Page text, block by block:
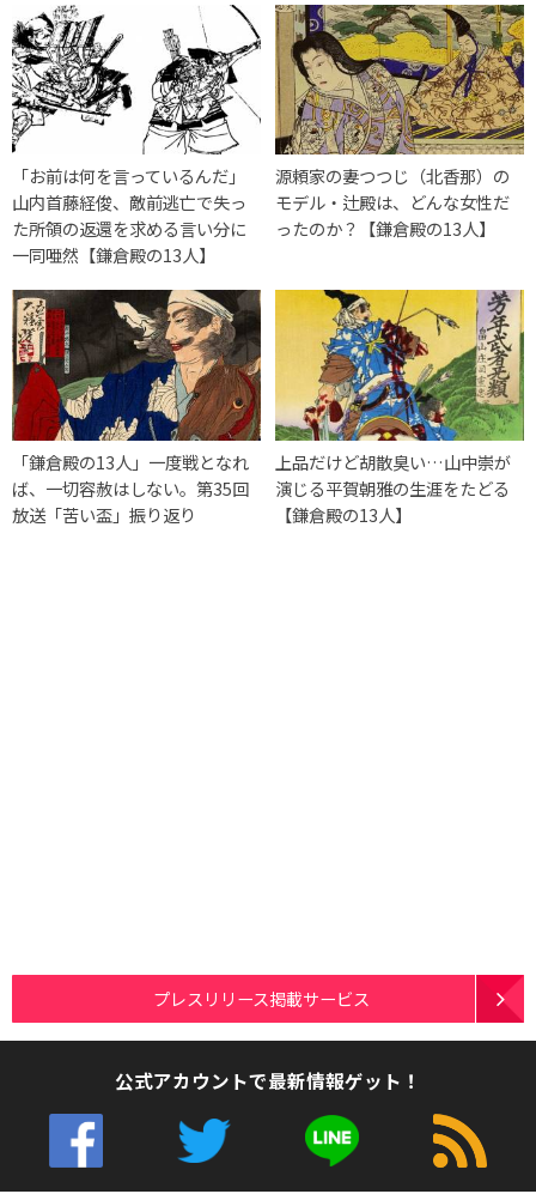
「お前は何を言っているんだ」
山内首藤経俊、敵前逃亡で失っ
た所領の返還を求める言い分に
一同唖然【鎌倉殿の13人】
源頼家の妻つつじ（北香那）の
モデル・辻殿は、どんな女性だ
ったのか？【鎌倉殿の13人】
「鎌倉殿の13人」一度戦となれ
ば、一切容赦はしない。第35回
放送「苦い盃」振り返り
上品だけど胡散臭い…山中崇が
演じる平賀朝雅の生涯をたどる
【鎌倉殿の13人】
プレスリリース掲載サービス
公式アカウントで最新情報ゲット！